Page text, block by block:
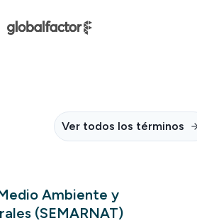
Ver todos los términos
Ambiente y
(SEMARNAT)